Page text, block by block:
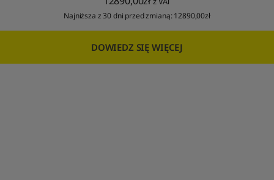
Najniższa z 30 dni przed zmianą:12890,00zł
DOWIEDZ SIĘ WIĘCEJ